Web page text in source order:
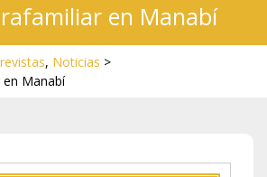
en Manabí
, Noticias >
Manabí